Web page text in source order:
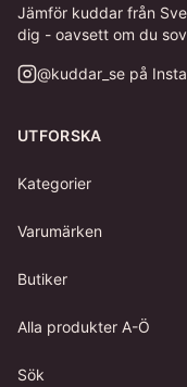
Jämför kuddar från
dig - oavsett om du
@kuddar_se på
UTFORSKA
Kategorier
Varumärken
Butiker
Alla produkter A-Ö
Sök